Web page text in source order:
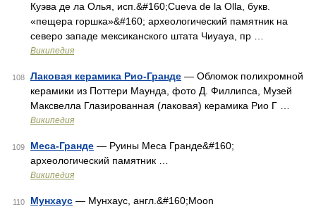
Куэва де ла Олья, исп.&#160;Cueva de la Olla, букв.
«пещера горшка»&#160; археологический памятник на
северо западе мексиканского штата Чиуауа, пр …
Википедия
108 Лаковая керамика Рио-Гранде — Обломок полихромной
керамики из Поттери Маунда, фото Д. Филлипса, Музей
Максвелла Глазированная (лаковая) керамика Рио Г …
Википедия
109 Меса-Гранде — Руины Меса Гранде&#160;
археологический памятник …
Википедия
110 Мунхаус — Мунхаус, англ.&#160;Moon